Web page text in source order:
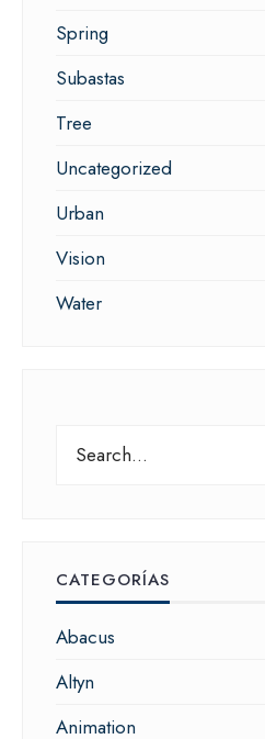
Spring
Subastas
Tree
Uncategorized
Urban
Vision
Water
for:
CATEGORÍAS
Abacus
Altyn
Animation